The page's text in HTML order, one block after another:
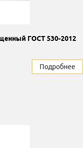
ГОСТ 530-2012
Подробнее